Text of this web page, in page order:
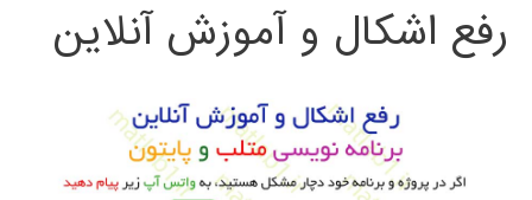
ج
رفع اشکال و آموزش آنلاین